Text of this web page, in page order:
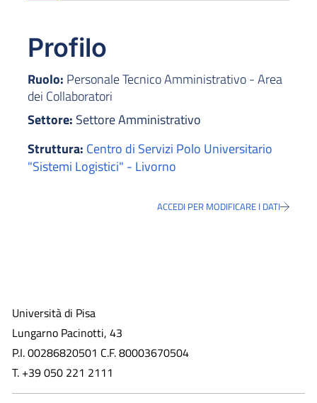
Profilo
Ruolo: Personale Tecnico Amministrativo - Area
dei Collaboratori
Settore: Settore Amministrativo
Struttura: Centro di Servizi Polo Universitario
"Sistemi Logistici" - Livorno
ACCEDI PER MODIFICARE I DATI
Università di Pisa
Lungarno Pacinotti, 43
P.I. 00286820501 C.F. 80003670504
T. +39 050 221 2111